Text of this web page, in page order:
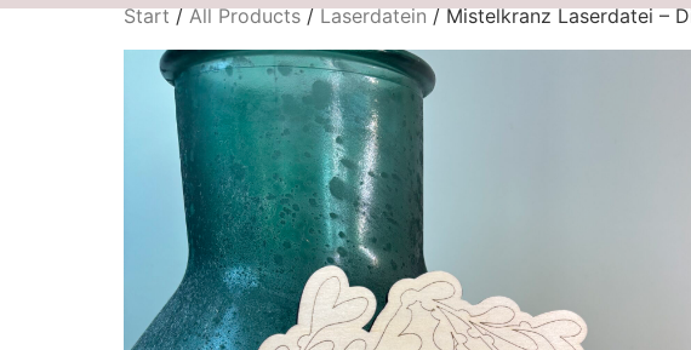
Start/All Products/Laserdatein/ Mistelkranz Laserdatei –